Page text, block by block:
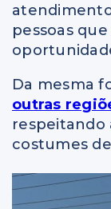
pessoas
Da mesma
outras
respeitando
costumes